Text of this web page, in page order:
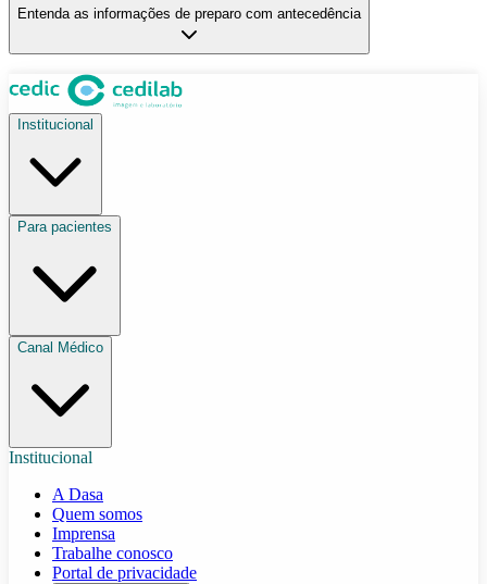
Entenda as informações de preparo com antecedência
Institucional
Para pacientes
Canal Médico
Institucional
A Dasa
Quem somos
Imprensa
Trabalhe conosco
Portal de privacidade